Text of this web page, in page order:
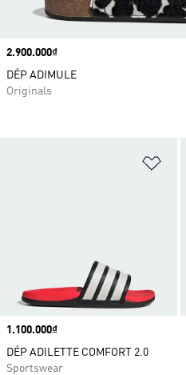
Price
1.100.000₫
DÉP ADILETTE COMFORT 2.0
Sportswear
Price
2.900.000₫
DÉP ADIMULE
Originals